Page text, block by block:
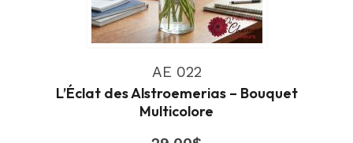
AE 022
L’Éclat des Alstroemerias – Bouquet
Multicolore